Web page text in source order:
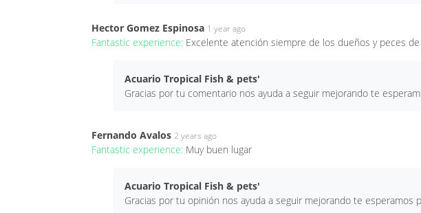
Hector Gomez Espinosa 1 year ago
Fantastic experience: Excelente atención siempre de los dueños y peces
Acuario Tropical Fish & pets'
Gracias por tu comentario nos ayuda a seguir mejorando te
Fernando Avalos 2 years ago
Fantastic experience: Muy buen lugar
Acuario Tropical Fish & pets'
Gracias por tu opinión nos ayuda a seguir mejorando te esperamos